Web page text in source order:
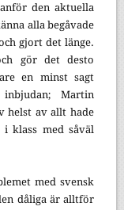
den aktuella
alla begåvade
gjort det länge.
gör det desto
en minst sagt
Martin
helst av allt hade
klass med såväl
med svensk
dåliga är alltför